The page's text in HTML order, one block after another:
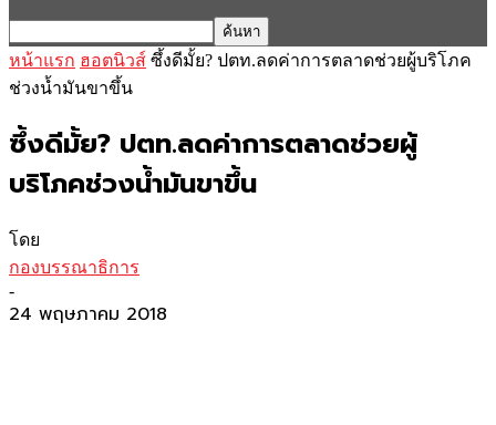
หน้าแรก ฮอตนิวส์ ซึ้งดีมั้ย? ปตท.ลดค่าการตลาดช่วยผู้บริโภค
ช่วงน้ำมันขาขึ้น
ซึ้งดีมั้ย? ปตท.ลดค่าการตลาดช่วยผู้
บริโภคช่วงน้ำมันขาขึ้น
โดย
กองบรรณาธิการ
-
24 พฤษภาคม 2018